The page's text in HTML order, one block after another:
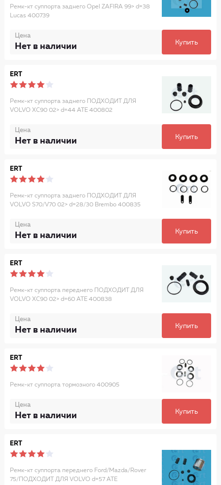
Ремк-кт суппорта заднего Opel ZAFIRA 99> d=38
Lucas 400739
Цена
Нет в наличии Купить
ERT
Ремк-кт суппорта заднего ПОДХОДИТ ДЛЯ
VOLVO XC90 02> d=44 ATE 400802
Цена
Нет в наличии Купить
ERT
Ремк-кт суппорта заднего ПОДХОДИТ ДЛЯ
VOLVO S70/V70 02> d=28/30 Brembo 400835
Цена
Нет в наличии Купить
ERT
Ремк-кт суппорта переднего ПОДХОДИТ ДЛЯ
VOLVO XC90 02> d=60 ATE 400838
Цена
Нет в наличии Купить
ERT
Ремк-кт суппорта тормозного 400905
Цена
Нет в наличии Купить
ERT
Ремк-кт суппорта переднего Ford/Mazda/Rover
75/ПОДХОДИТ ДЛЯ VOLVO d=57 ATE